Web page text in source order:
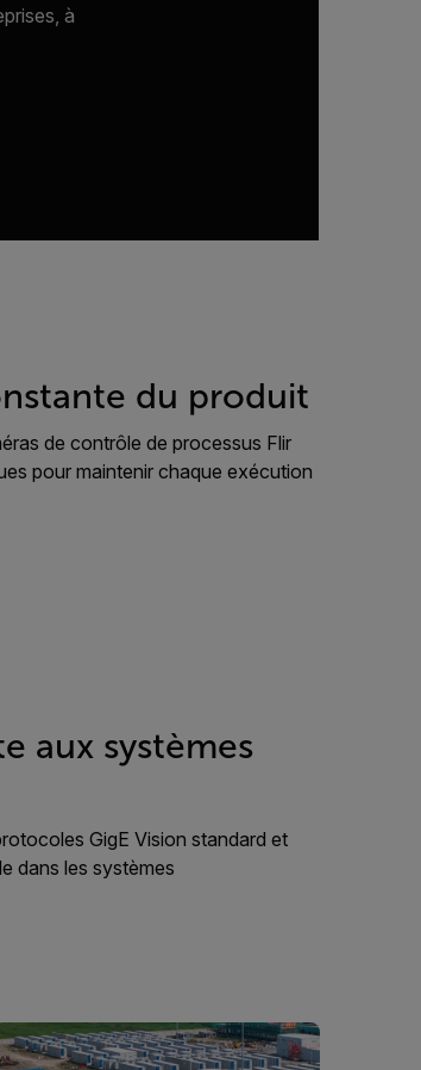
à
du produit
de contrôle de processus Flir
pour maintenir chaque exécution
aux systèmes
GigE Vision standard et
dans les systèmes